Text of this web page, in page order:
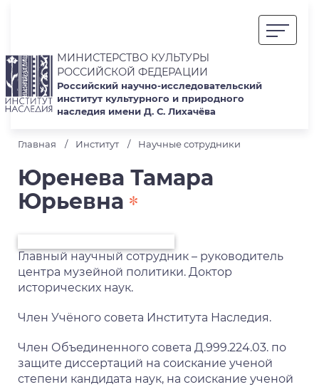
МИНИСТЕРСТВО КУЛЬТУРЫ
РОССИЙСКОЙ ФЕДЕРАЦИИ
Российский научно-исследовательский
институт культурного и природного
наследия имени Д. С. Лихачёва
Главная Институт Научные сотрудники
Юренева Тамара
Юрьевна
Главный научный сотрудник – руководитель
центра музейной политики. Доктор
исторических наук.
Член Учёного совета Института Наследия.
Член Объединенного совета Д.999.224.03. по
защите диссертаций на соискание ученой
степени кандидата наук, на соискание ученой